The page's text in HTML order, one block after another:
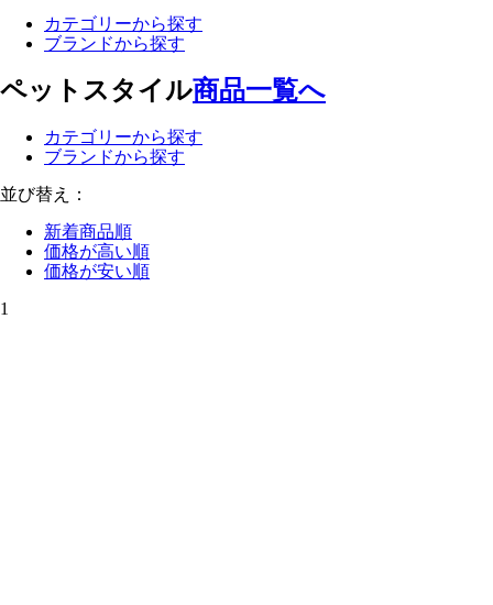
カテゴリーから探す
ブランドから探す
ペットスタイル商品一覧へ
カテゴリーから探す
ブランドから探す
並び替え：
新着商品順
価格が高い順
価格が安い順
1